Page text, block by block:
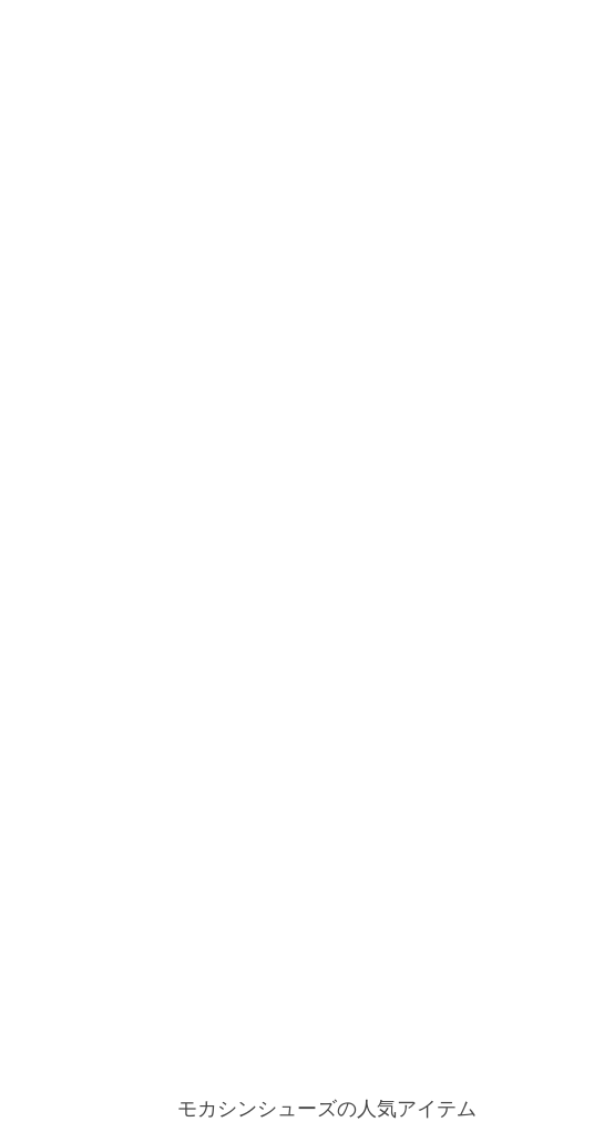
モカシンシューズの人気アイテム